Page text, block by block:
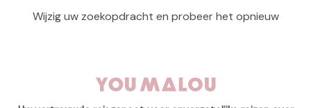
Wijzig uw zoekopdracht en probeer het opnieuw